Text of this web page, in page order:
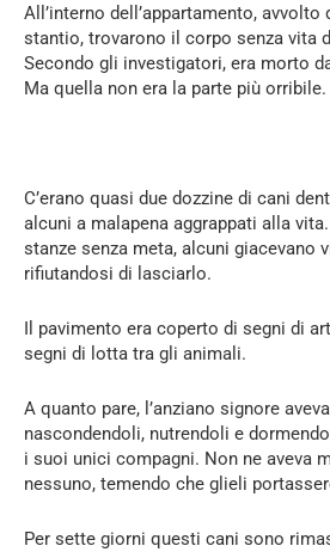
All’interno dell’appartamento,
stantio, trovarono il corpo senza vita
Secondo gli investigatori, era morto
Ma quella non era la parte più orribile.
C’erano quasi due dozzine di cani
alcuni a malapena aggrappati alla
stanze senza meta, alcuni giacevano
rifiutandosi di lasciarlo.
Il pavimento era coperto di segni di
segni di lotta tra gli animali.
A quanto pare, l’anziano signore
nascondendoli, nutrendoli e
i suoi unici compagni. Non ne aveva
nessuno, temendo che glieli
Per sette giorni questi cani sono